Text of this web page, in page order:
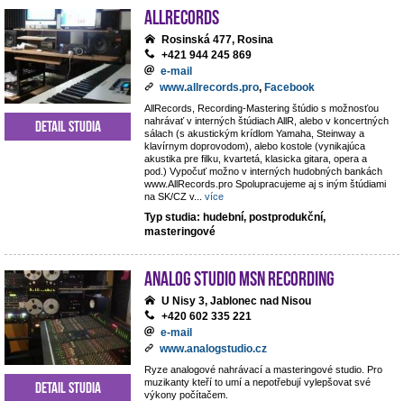
AllRecords
Rosinská 477, Rosina
+421 944 245 869
e-mail
www.allrecords.pro, Facebook
AllRecords, Recording-Mastering štúdio s možnosťou
nahrávať v interných štúdiach AllR, alebo v koncertných
sálach (s akustickým krídlom Yamaha, Steinway a
klavírnym doprovodom), alebo kostole (vynikajúca
akustika pre filku, kvartetá, klasicka gitara, opera a
pod.) Vypočuť možno v interných hudobných bankách
www.AllRecords.pro Spolupracujeme aj s iným štúdiami
na SK/CZ v... více
Typ studia: hudební, postprodukční,
masteringové
Detail studia
analog studio MSN recording
U Nisy 3, Jablonec nad Nisou
+420 602 335 221
e-mail
www.analogstudio.cz
Ryze analogové nahrávací a masteringové studio. Pro
muzikanty kteří to umí a nepotřebují vylepšovat své
výkony počítačem.
Detail studia